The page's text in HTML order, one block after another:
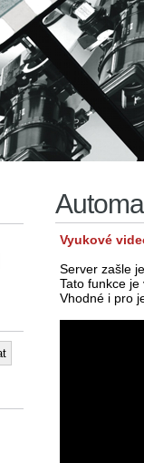
Vyukové
Server zašle
Tato funkce
Vhodné i pro